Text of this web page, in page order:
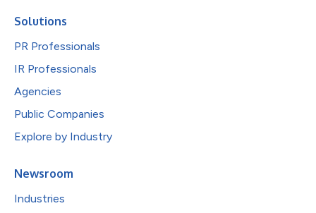
Solutions
PR Professionals
IR Professionals
Agencies
Public Companies
Explore by Industry
Newsroom
Industries